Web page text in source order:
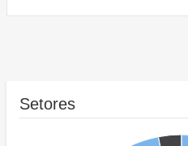
Setores